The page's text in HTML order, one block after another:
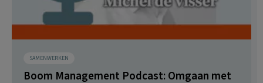
SAMENWERKEN
Boom Management Podcast: Omgaan met